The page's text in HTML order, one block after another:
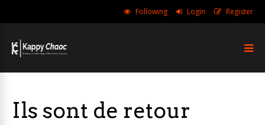
Following Login Register
Ils sont de retour